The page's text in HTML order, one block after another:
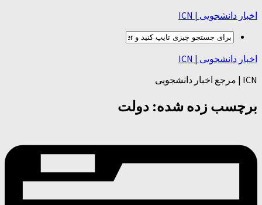
اخبار دانشجویی | ICN
اخبار دانشجویی | ICN
ICN | مرجع اخبار دانشجویی
برچسب زده شده: دولت